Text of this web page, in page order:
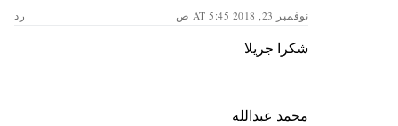
نوفمبر 23, 2018 AT 5:45 ص رد
شكرا جريلا
محمد عبدالله